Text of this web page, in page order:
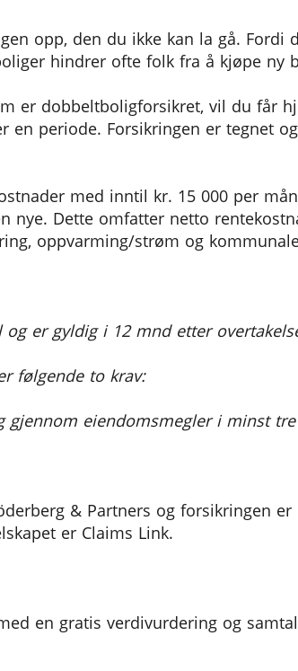
opp, den du ikke kan la gå.
hindrer ofte folk fra å kjøpe
er dobbeltboligforsikret, vil du får
en periode. Forsikringen er tegnet
med inntil kr. 15 000 per
nye. Dette omfatter netto
oppvarming/strøm og
er gyldig i 12 mnd etter
følgende to krav:
gjennom eiendomsmegler i minst
& Partners og forsikringen
er Claims Link.
en gratis verdivurdering og